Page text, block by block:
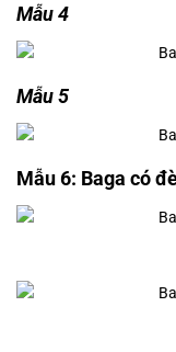
Mẫu 4
Mẫu 5
Mẫu 6: Baga có